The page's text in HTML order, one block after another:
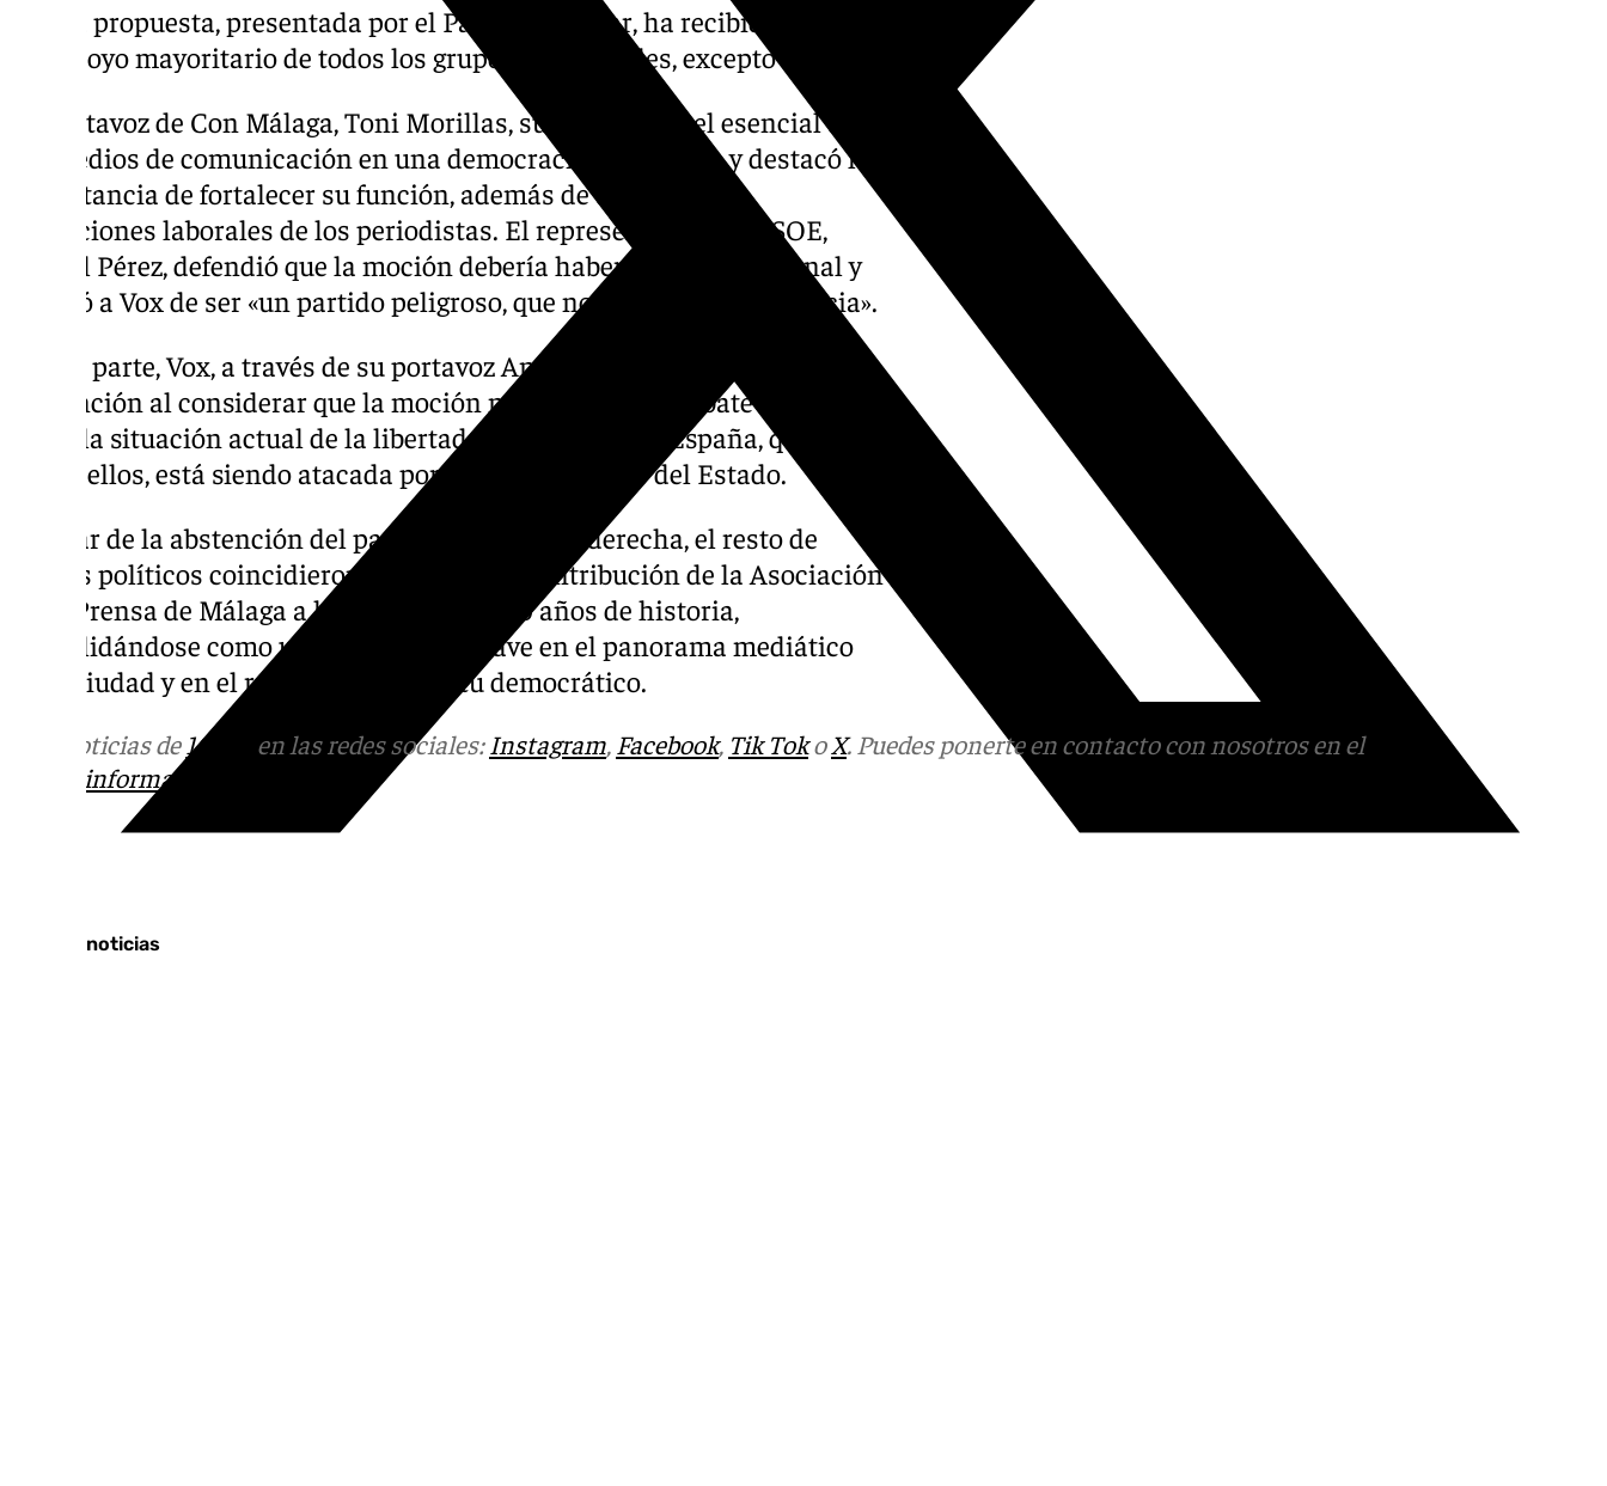
La propuesta, presentada por el Partido Popular, ha recibido el
apoyo mayoritario de todos los grupos municipales, excepto Vox
La portavoz de Con Málaga, Toni Morillas, subrayó el papel esencial de
los medios de comunicación en una democracia de calidad, y destacó la
importancia de fortalecer su función, además de defender las
condiciones laborales de los periodistas. El representante del PSOE,
Daniel Pérez, defendió que la moción debería haber sido institucional y
replicó a Vox de ser «un partido peligroso, que no cree en la democracia».
Por su parte, Vox, a través de su portavoz Antonio Alcázar, justificó su
abstención al considerar que la moción no permitía un debate adecuado
sobre la situación actual de la libertad de expresión en España, que
según ellos, está siendo atacada por las instituciones del Estado.
A pesar de la abstención del partido de extrema derecha, el resto de
grupos políticos coincidieron en valorar la contribución de la Asociación
de la Prensa de Málaga a lo largo de sus 120 años de historia,
consolidándose como una institución clave en el panorama mediático
de la ciudad y en el refuerzo del espíritu democrático.
Más noticias de 101TV en las redes sociales: Instagram, Facebook, Tik TokoX. Puedes ponerte en contacto con nosotros en el
informativos@101tv.es
Últimas noticias